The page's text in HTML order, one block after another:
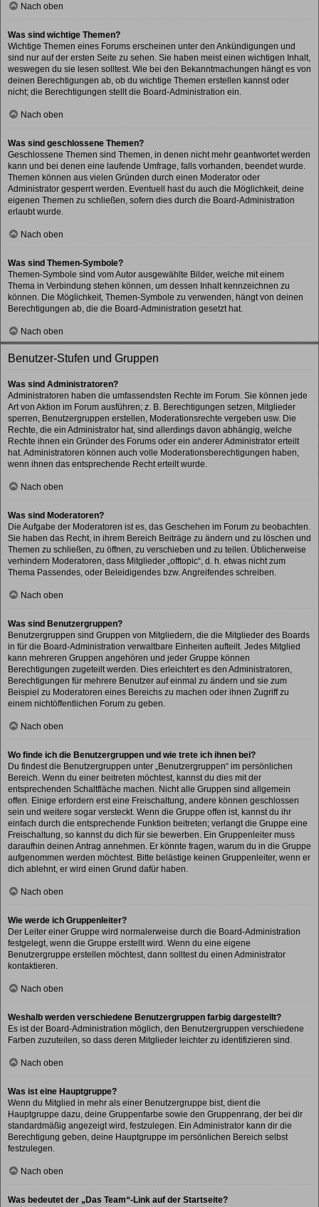
Nach oben
Was sind wichtige Themen?
Wichtige Themen eines Forums erscheinen unter den Ankündigungen und
sind nur auf der ersten Seite zu sehen. Sie haben meist einen wichtigen Inhalt,
weswegen du sie lesen solltest. Wie bei den Bekanntmachungen hängt es von
deinen Berechtigungen ab, ob du wichtige Themen erstellen kannst oder
nicht; die Berechtigungen stellt die Board-Administration ein.
Nach oben
Was sind geschlossene Themen?
Geschlossene Themen sind Themen, in denen nicht mehr geantwortet werden
kann und bei denen eine laufende Umfrage, falls vorhanden, beendet wurde.
Themen können aus vielen Gründen durch einen Moderator oder
Administrator gesperrt werden. Eventuell hast du auch die Möglichkeit, deine
eigenen Themen zu schließen, sofern dies durch die Board-Administration
erlaubt wurde.
Nach oben
Was sind Themen-Symbole?
Themen-Symbole sind vom Autor ausgewählte Bilder, welche mit einem
Thema in Verbindung stehen können, um dessen Inhalt kennzeichnen zu
können. Die Möglichkeit, Themen-Symbole zu verwenden, hängt von deinen
Berechtigungen ab, die die Board-Administration gesetzt hat.
Nach oben
Benutzer-Stufen und Gruppen
Was sind Administratoren?
Administratoren haben die umfassendsten Rechte im Forum. Sie können jede
Art von Aktion im Forum ausführen; z. B. Berechtigungen setzen, Mitglieder
sperren, Benutzergruppen erstellen, Moderationsrechte vergeben usw. Die
Rechte, die ein Administrator hat, sind allerdings davon abhängig, welche
Rechte ihnen ein Gründer des Forums oder ein anderer Administrator erteilt
hat. Administratoren können auch volle Moderationsberechtigungen haben,
wenn ihnen das entsprechende Recht erteilt wurde.
Nach oben
Was sind Moderatoren?
Die Aufgabe der Moderatoren ist es, das Geschehen im Forum zu beobachten.
Sie haben das Recht, in ihrem Bereich Beiträge zu ändern und zu löschen und
Themen zu schließen, zu öffnen, zu verschieben und zu teilen. Üblicherweise
verhindern Moderatoren, dass Mitglieder „offtopic“, d. h. etwas nicht zum
Thema Passendes, oder Beleidigendes bzw. Angreifendes schreiben.
Nach oben
Was sind Benutzergruppen?
Benutzergruppen sind Gruppen von Mitgliedern, die die Mitglieder des Boards
in für die Board-Administration verwaltbare Einheiten aufteilt. Jedes Mitglied
kann mehreren Gruppen angehören und jeder Gruppe können
Berechtigungen zugeteilt werden. Dies erleichtert es den Administratoren,
Berechtigungen für mehrere Benutzer auf einmal zu ändern und sie zum
Beispiel zu Moderatoren eines Bereichs zu machen oder ihnen Zugriff zu
einem nichtöffentlichen Forum zu geben.
Nach oben
Wo finde ich die Benutzergruppen und wie trete ich ihnen bei?
Du findest die Benutzergruppen unter „Benutzergruppen“ im persönlichen
Bereich. Wenn du einer beitreten möchtest, kannst du dies mit der
entsprechenden Schaltfläche machen. Nicht alle Gruppen sind allgemein
offen. Einige erfordern erst eine Freischaltung, andere können geschlossen
sein und weitere sogar versteckt. Wenn die Gruppe offen ist, kannst du ihr
einfach durch die entsprechende Funktion beitreten; verlangt die Gruppe eine
Freischaltung, so kannst du dich für sie bewerben. Ein Gruppenleiter muss
daraufhin deinen Antrag annehmen. Er könnte fragen, warum du in die Gruppe
aufgenommen werden möchtest. Bitte belästige keinen Gruppenleiter, wenn er
dich ablehnt, er wird einen Grund dafür haben.
Nach oben
Wie werde ich Gruppenleiter?
Der Leiter einer Gruppe wird normalerweise durch die Board-Administration
festgelegt, wenn die Gruppe erstellt wird. Wenn du eine eigene
Benutzergruppe erstellen möchtest, dann solltest du einen Administrator
kontaktieren.
Nach oben
Weshalb werden verschiedene Benutzergruppen farbig dargestellt?
Es ist der Board-Administration möglich, den Benutzergruppen verschiedene
Farben zuzuteilen, so dass deren Mitglieder leichter zu identifizieren sind.
Nach oben
Was ist eine Hauptgruppe?
Wenn du Mitglied in mehr als einer Benutzergruppe bist, dient die
Hauptgruppe dazu, deine Gruppenfarbe sowie den Gruppenrang, der bei dir
standardmäßig angezeigt wird, festzulegen. Ein Administrator kann dir die
Berechtigung geben, deine Hauptgruppe im persönlichen Bereich selbst
festzulegen.
Nach oben
Was bedeutet der „Das Team“-Link auf der Startseite?